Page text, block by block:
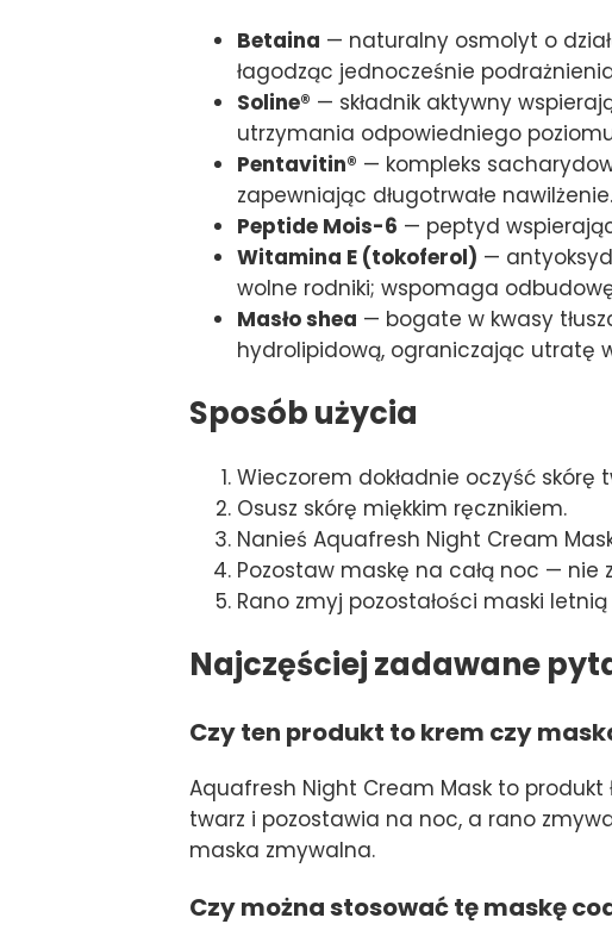
Betaina — naturalny osmolyt o
łagodząc jednocześnie
Soline® — składnik aktywny
utrzymania odpowiedniego
Pentavitin® — kompleks
zapewniając długotrwałe nawilżenie.
Peptide Mois-6 — peptyd
Witamina E (tokoferol) —
wolne rodniki; wspomaga
Masło shea — bogate w kwasy
hydrolipidową, ograniczając utratę
Sposób użycia
Wieczorem dokładnie oczyść
Osusz skórę miękkim ręcznikiem.
Nanieś Aquafresh Night Cream
Pozostaw maskę na całą noc — nie
Rano zmyj pozostałości maski
Najczęściej zadawane
Czy ten produkt to krem czy
Aquafresh Night Cream Mask to
twarz i pozostawia na noc, a rano
maska zmywalna.
Czy można stosować tę maskę